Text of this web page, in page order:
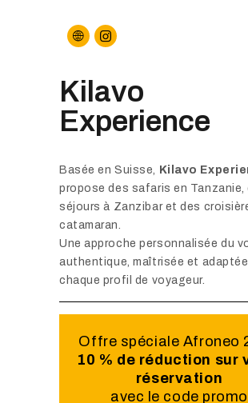
Kilavo
Experience
Basée en Suisse,
Kilavo
propose des safaris en Tanzanie,
séjours à Zanzibar et des
catamaran.
Une approche personnalisée du
authentique, maîtrisée et
chaque profil de voyageur.
Offre spéciale Afroneo
10 % de réduction sur
réservation
avec le code promo